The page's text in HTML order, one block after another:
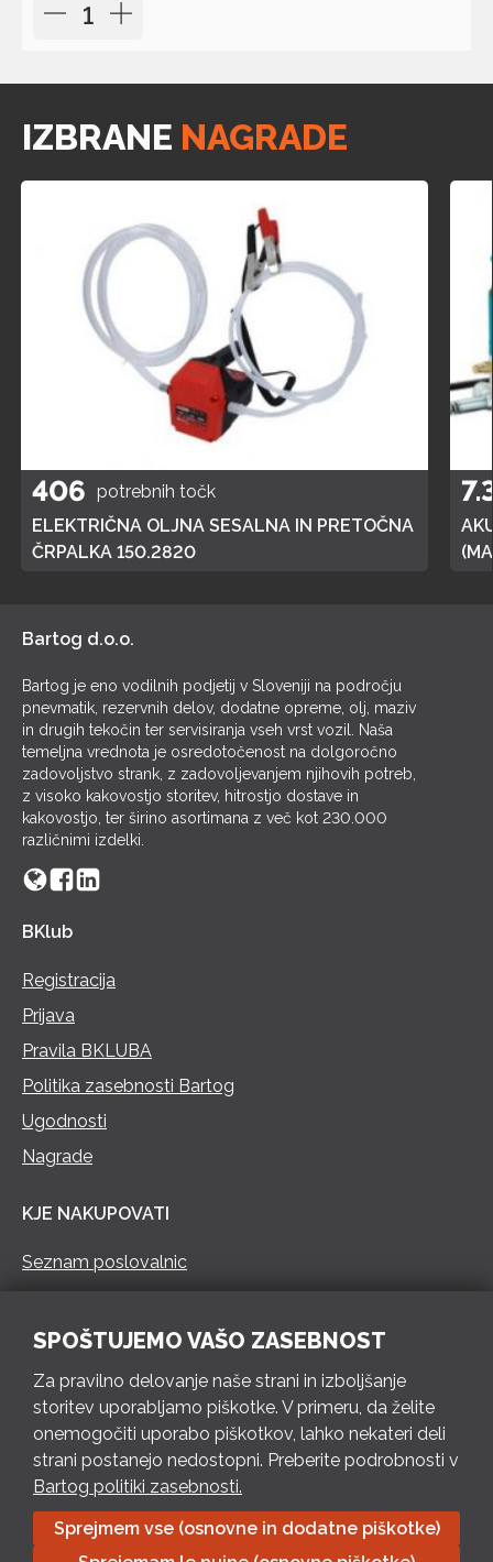
IZBRANE NAGRADE
406 potrebnih točk
ELEKTRIČNA OLJNA SESALNA IN PRETOČNA
ČRPALKA 150.2820
Bartog d.o.o.
Bartog je eno vodilnih podjetij v Sloveniji na področju
pnevmatik, rezervnih delov, dodatne opreme, olj, maziv
in drugih tekočin ter servisiranja vseh vrst vozil. Naša
temeljna vrednota je osredotočenost na dolgoročno
zadovoljstvo strank, z zadovoljevanjem njihovih potreb,
z visoko kakovostjo storitev, hitrostjo dostave in
kakovostjo, ter širino asortimana z več kot 230.000
različnimi izdelki.
BKlub
Registracija
Prijava
Pravila BKLUBA
Politika zasebnosti Bartog
Ugodnosti
Nagrade
KJE NAKUPOVATI
Seznam poslovalnic
PON – PET 8 – 18 h / SOB 8 – 12 h
Pošlji e-mail
Izpolni kontaktni obrazec
Bartog d.o.o. Trebnje | ID: SI79128718 | IBAN: SI56 1010 0003
SPOŠTUJEMO VAŠO ZASEBNOST
Za pravilno delovanje naše strani in izboljšanje
storitev uporabljamo piškotke. V primeru, da želite
onemogočiti uporabo piškotkov, lahko nekateri deli
strani postanejo nedostopni. Preberite podrobnosti v
Bartog politiki zasebnosti.
Sprejmem vse (osnovne in dodatne piškotke)